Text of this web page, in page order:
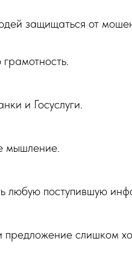
защищаться от
и Госуслуги.
мышление.
любую поступившую
предложение слишком